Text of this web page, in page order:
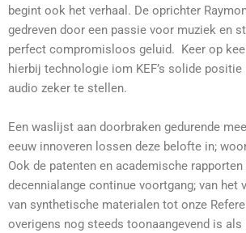
begint ook het verhaal. De oprichter
gedreven door een passie voor muziek en
perfect compromisloos geluid. Keer op
hierbij technologie iom KEF’s solide
audio zeker te stellen.
Een waslijst aan doorbraken gedurende
eeuw innoveren lossen deze belofte in;
Ook de patenten en academische rapporten
decennialange continue voortgang; van het
van synthetische materialen tot onze
overigens nog steeds toonaangevend is